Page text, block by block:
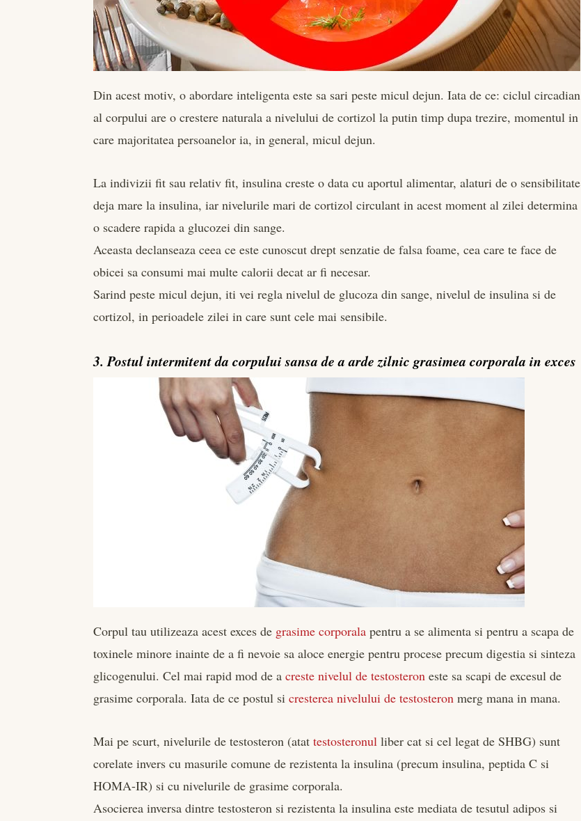
Din acest motiv, o abordare inteligenta este sa sari peste micul dejun. Iata de ce: ciclul circadian
al corpului are o crestere naturala a nivelului de cortizol la putin timp dupa trezire, momentul in
care majoritatea persoanelor ia, in general, micul dejun.
La indivizii fit sau relativ fit, insulina creste o data cu aportul alimentar, alaturi de o sensibilitate
deja mare la insulina, iar nivelurile mari de cortizol circulant in acest moment al zilei determina
o scadere rapida a glucozei din sange.
Aceasta declanseaza ceea ce este cunoscut drept senzatie de falsa foame, cea care te face de
obicei sa consumi mai multe calorii decat ar fi necesar.
Sarind peste micul dejun, iti vei regla nivelul de glucoza din sange, nivelul de insulina si de
cortizol, in perioadele zilei in care sunt cele mai sensibile.
3. Postul intermitent da corpului sansa de a arde zilnic grasimea corporala in exces
Corpul tau utilizeaza acest exces de grasime corporala pentru a se alimenta si pentru a scapa de
toxinele minore inainte de a fi nevoie sa aloce energie pentru procese precum digestia si sinteza
glicogenului. Cel mai rapid mod de acreste nivelul de testosteron este sa scapi de excesul de
grasime corporala. Iata de ce postul sicresterea nivelului de testosteron merg mana in mana.
Mai pe scurt, nivelurile de testosteron (atattestosteronul liber cat si cel legat de SHBG) sunt
corelate invers cu masurile comune de rezistenta la insulina (precum insulina, peptida C si
HOMA-IR) si cu nivelurile de grasime corporala.
Asocierea inversa dintre testosteron si rezistenta la insulina este mediata de tesutul adipos si